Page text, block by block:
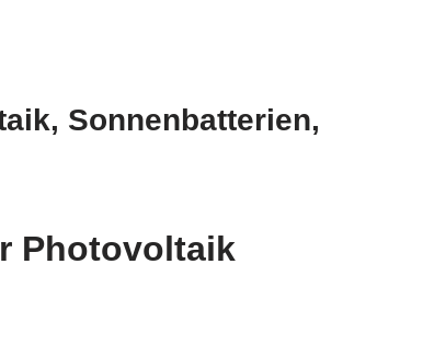
Sonnenbatterien,
Photovoltaik